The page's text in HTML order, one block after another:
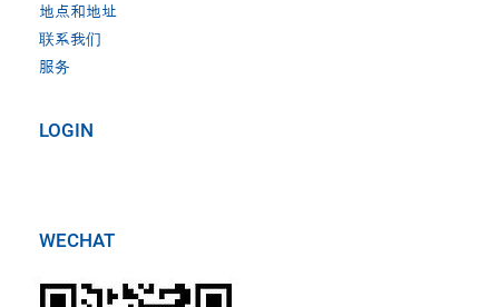
地点和地址
联系我们
服务
LOGIN
WECHAT